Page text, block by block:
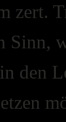
zert.
Sinn,
den